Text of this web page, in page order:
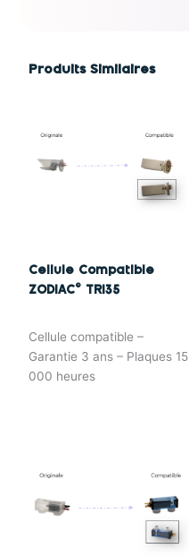
Produits Similaires
Cellule Compatible
ZODIAC© TRI35
Cellule compatible –
Garantie 3 ans – Plaques 15
000 heures